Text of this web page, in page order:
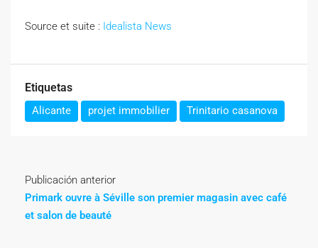
Source et suite : Idealista News
Etiquetas
Alicante projet immobilier Trinitario casanova
Publicación anterior
Primark ouvre à Séville son premier magasin avec café
et salon de beauté